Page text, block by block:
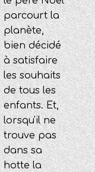
parcourt la
planète,
bien décidé
à satisfaire
les souhaits
de tous les
enfants. Et,
lorsqu'il ne
trouve pas
dans sa
hotte la